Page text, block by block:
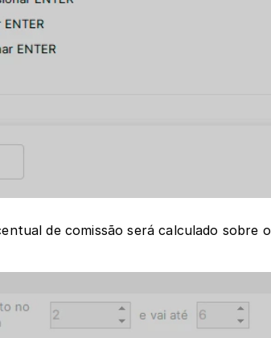
de comissão será calculado sobre o